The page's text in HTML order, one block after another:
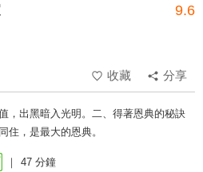
9.6
收藏
分享
，出黑暗入光明。二、得著恩典的秘訣
住，是最大的恩典。
47 分鐘